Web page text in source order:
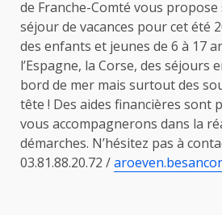
de Franche-Comté vous
séjour de vacances pour cet été
des enfants et jeunes de 6 à 17
l’Espagne, la Corse, des séjours
bord de mer mais surtout des
tête ! Des aides financières sont
vous accompagnerons dans la
démarches. N’hésitez pas à
03.81.88.20.72 /